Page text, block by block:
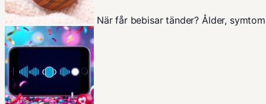
När får bebisar tänder? Ålder,